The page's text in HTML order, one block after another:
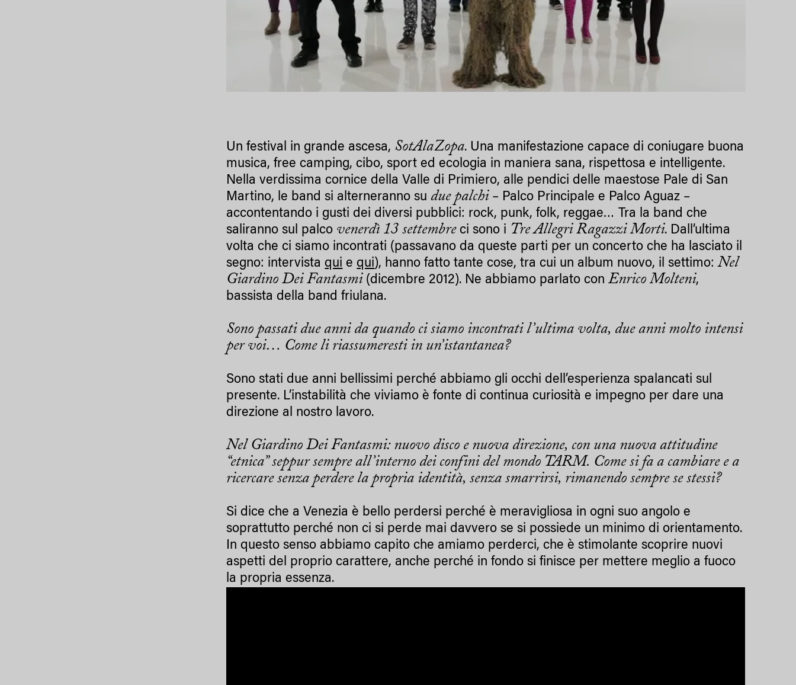
Un festival in grande ascesa, SotAlaZopa. Una manifestazione capace di coniugare buona
musica, free camping, cibo, sport ed ecologia in maniera sana, rispettosa e intelligente.
Nella verdissima cornice della Valle di Primiero, alle pendici delle maestose Pale di San
Martino, le band si alterneranno su due palchi – Palco Principale e Palco Aguaz –
accontentando i gusti dei diversi pubblici: rock, punk, folk, reggae… Tra la band che
saliranno sul palco venerdì 13 settembreci sono i Tre Allegri Ragazzi Morti. Dall’ultima
volta che ci siamo incontrati (passavano da queste parti per un concerto che ha lasciato il
segno: intervista qui e qui), hanno fatto tante cose, tra cui un album nuovo, il settimo:Nel
Giardino Dei Fantasmi (dicembre 2012). Ne abbiamo parlato conEnrico Molteni,
bassista della band friulana.
Sono passati due anni da quando ci siamo incontrati l’ultima volta, due anni molto intensi
per voi… Come li riassumeresti in un’istantanea?
Sono stati due anni bellissimi perché abbiamo gli occhi dell’esperienza spalancati sul
presente. L’instabilità che viviamo è fonte di continua curiosità e impegno per dare una
direzione al nostro lavoro.
Nel Giardino Dei Fantasmi: nuovo disco e nuova direzione, con una nuova attitudine
“etnica” seppur sempre all’interno dei confini del mondo TARM. Come si fa a cambiare e a
ricercare senza perdere la propria identità, senza smarrirsi, rimanendo sempre se stessi?
Si dice che a Venezia è bello perdersi perché è meravigliosa in ogni suo angolo e
soprattutto perché non ci si perde mai davvero se si possiede un minimo di orientamento.
In questo senso abbiamo capito che amiamo perderci, che è stimolante scoprire nuovi
aspetti del proprio carattere, anche perché in fondo si finisce per mettere meglio a fuoco
la propria essenza.